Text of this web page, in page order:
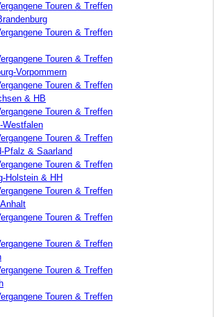
Touren & Treffen
Touren & Treffen
Touren & Treffen
Vorpommern
Touren & Treffen
& HB
Touren & Treffen
Touren & Treffen
& Saarland
Touren & Treffen
& HH
Touren & Treffen
Touren & Treffen
Touren & Treffen
Touren & Treffen
Touren & Treffen